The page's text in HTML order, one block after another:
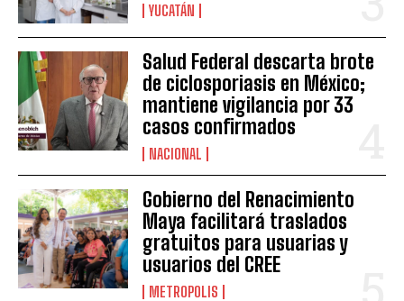
YUCATÁN
Salud Federal descarta brote
de ciclosporiasis en México;
mantiene vigilancia por 33
casos confirmados
NACIONAL
Gobierno del Renacimiento
Maya facilitará traslados
gratuitos para usuarias y
usuarios del CREE
METROPOLIS